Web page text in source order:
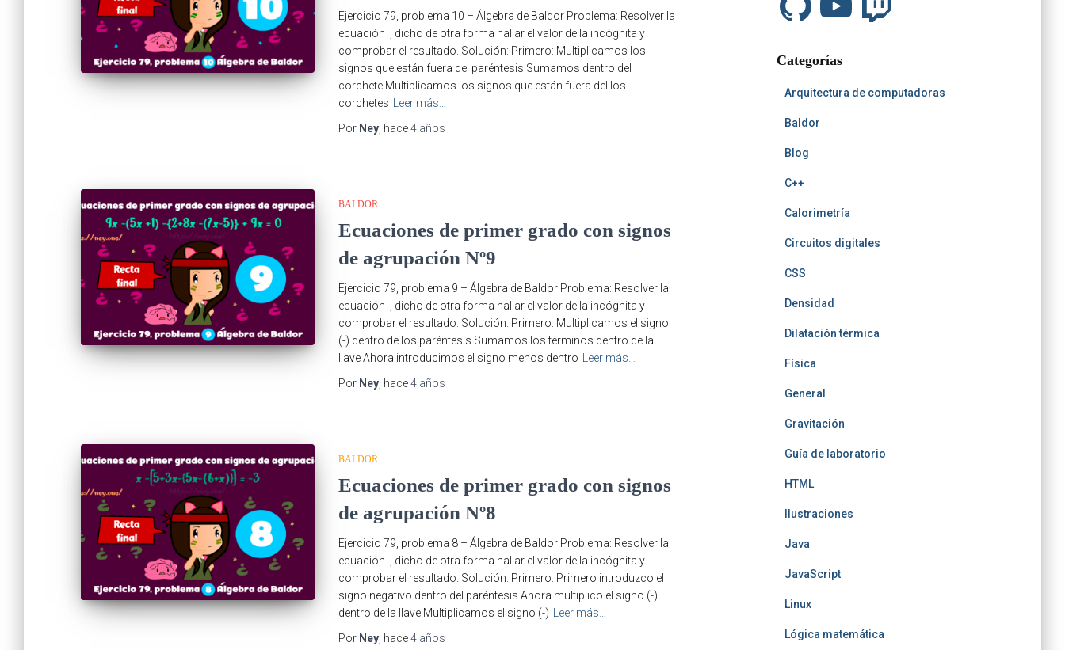
Ejercicio 79, problema 10 – Álgebra de Baldor Problema: Resolver la
ecuación , dicho de otra forma hallar el valor de la incógnita y
comprobar el resultado. Solución: Primero: Multiplicamos los
signos que están fuera del paréntesis Sumamos dentro del
corchete Multiplicamos los signos que están fuera del los
corchetes
Leer más…
Por Ney , hace4 años
BALDOR
Ecuaciones de primer grado con signos
de agrupación Nº9
Ejercicio 79, problema 9 – Álgebra de Baldor Problema: Resolver la
ecuación , dicho de otra forma hallar el valor de la incógnita y
comprobar el resultado. Solución: Primero: Multiplicamos el signo
(-) dentro de los paréntesis Sumamos los términos dentro de la
llave Ahora introducimos el signo menos dentro
Leer más…
Por Ney , hace4 años
BALDOR
Ecuaciones de primer grado con signos
de agrupación Nº8
Ejercicio 79, problema 8 – Álgebra de Baldor Problema: Resolver la
ecuación , dicho de otra forma hallar el valor de la incógnita y
comprobar el resultado. Solución: Primero: Primero introduzco el
signo negativo dentro del paréntesis Ahora multiplico el signo (-)
dentro de la llave Multiplicamos el signo (-)
Leer más…
Por Ney , hace4 años
o
o
e
o
u
e
Categorías
Arquitectura de computadoras
Baldor
Blog
C++
Calorimetría
Circuitos digitales
CSS
Densidad
Dilatación térmica
Física
General
Gravitación
Guía de laboratorio
HTML
Ilustraciones
Java
JavaScript
Linux
Lógica matemática